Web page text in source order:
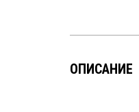
ОПИСАНИЕ